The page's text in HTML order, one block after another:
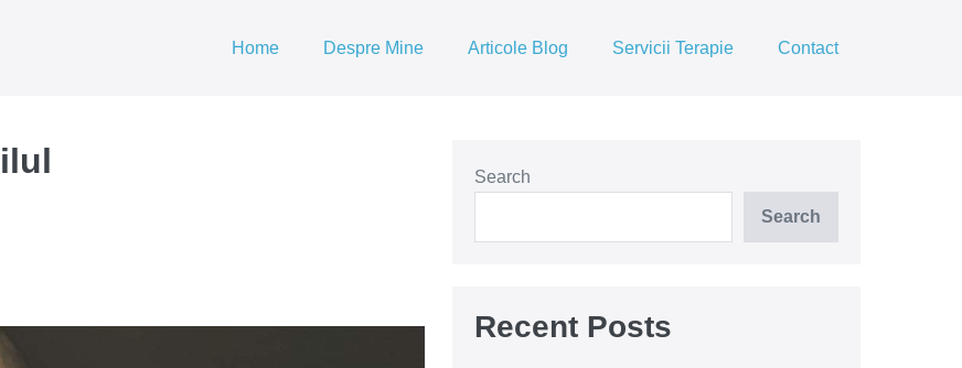
Home Despre Mine Articole Blog Servicii Terapie Contact
Search
Search
Recent Posts